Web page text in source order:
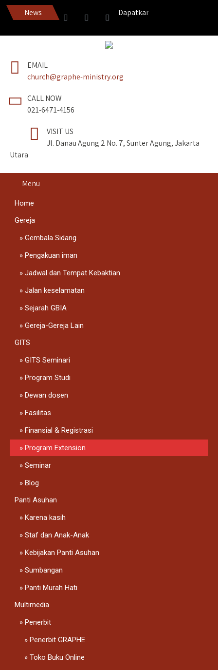
News Dapatkan Pedang Roh edisi
EMAIL
church@graphe-ministry.org
CALL NOW
021-6471-4156
VISIT US
Jl. Danau Agung 2 No. 7, Sunter Agung, Jakarta
Utara
Menu
Home
Gereja
Gembala Sidang
Pengakuan iman
Jadwal dan Tempat Kebaktian
Jalan keselamatan
Sejarah GBIA
Gereja-Gereja Lain
GITS
GITS Seminari
Program Studi
Dewan dosen
Fasilitas
Finansial & Registrasi
Program Extension
Seminar
Blog
Panti Asuhan
Karena kasih
Staf dan Anak-Anak
Kebijakan Panti Asuhan
Sumbangan
Panti Murah Hati
Multimedia
Penerbit
Penerbit GRAPHE
Toko Buku Online